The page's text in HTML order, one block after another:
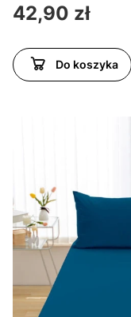
Cena
42,90 zł
Do koszyka